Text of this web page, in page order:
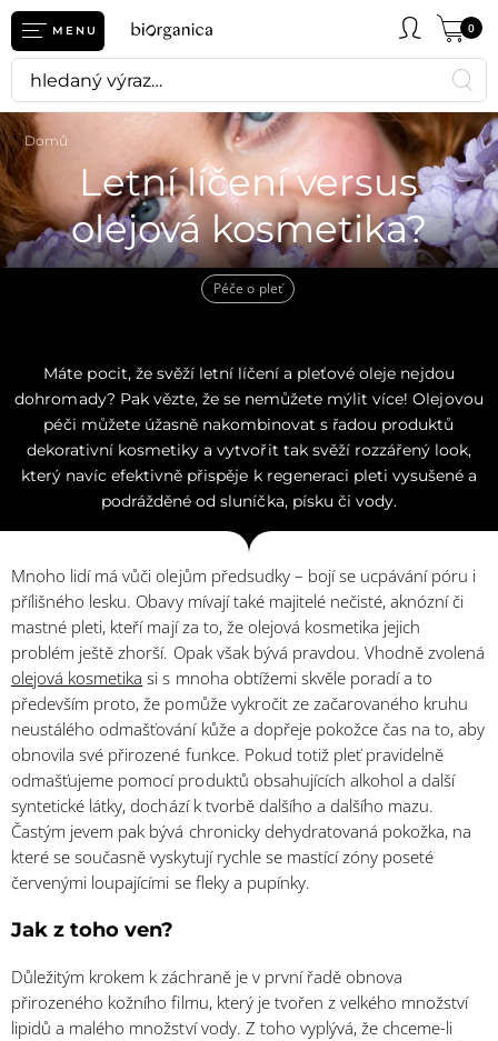
MENU 0
Domů
Letní líčení versus
olejová kosmetika?
Péče o pleť
Máte pocit, že svěží letní líčení a pleťové oleje nejdou
dohromady? Pak vězte, že se nemůžete mýlit více! Olejovou
péči můžete úžasně nakombinovat s řadou produktů
dekorativní kosmetiky a vytvořit tak svěží rozzářený look,
který navíc efektivně přispěje k regeneraci pleti vysušené a
podrážděné od sluníčka, písku či vody.
Mnoho lidí má vůči olejům předsudky – bojí se ucpávání póru i
přílišného lesku. Obavy mívají také majitelé nečisté, aknózní či
mastné pleti, kteří mají za to, že olejová kosmetika jejich
problém ještě zhorší. Opak však bývá pravdou. Vhodně zvolená
olejová kosmetika si s mnoha obtížemi skvěle poradí a to
především proto, že pomůže vykročit ze začarovaného kruhu
neustálého odmašťování kůže a dopřeje pokožce čas na to, aby
obnovila své přirozené funkce. Pokud totiž pleť pravidelně
odmašťujeme pomocí produktů obsahujících alkohol a další
syntetické látky, dochází k tvorbě dalšího a dalšího mazu.
Častým jevem pak bývá chronicky dehydratovaná pokožka, na
které se současně vyskytují rychle se mastící zóny poseté
červenými loupajícími se fleky a pupínky.
Jak z toho ven?
Důležitým krokem k záchraně je v první řadě obnova
přirozeného kožního filmu, který je tvořen z velkého množství
lipidů a malého množství vody. Z toho vyplývá, že chceme-li